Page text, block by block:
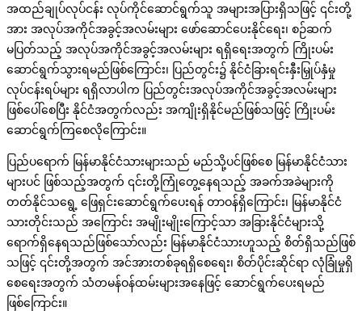
အထည်ချုပ်လုပ်ငန်း လုပ်ကိုင်ဆောင်ရွက်သူ အများအပြားရှိသဖြင့် ၎င်းတို့
အား အလုပ်အကိုင်အခွင့်အလမ်းများ ဖော်ဆောင်ပေးနိုင်ရေး၊ စဉ်ဆက်
မပြတ်သည့် အလုပ်အကိုင်အခွင့်အလမ်းများ ရရှိရေးအတွက် ကြိုးပမ်း
ဆောင်ရွက်သွားရမည်ဖြစ်ကြောင်း၊ ပြည်တွင်း၌ နိုင်ငံခြားရင်းနှီးမြှုပ်နှံမှု
လုပ်ငန်းရပ်များ ရရှိလာပါက ပြည်တွင်းအလုပ်အကိုင်အခွင့်အလမ်းများ
ဖြစ်ပေါ်စေပြီး နိုင်ငံအတွက်လည်း အကျိုးရှိနိုင်မည်ဖြစ်သဖြင့် ကြိုးပမ်း
ဆောင်ရွက်ကြစေလိုကြောင်း။
ပြည်ပရောက် မြန်မာနိုင်ငံသားများသည် မည်သို့ပင်ဖြစ်စေ မြန်မာနိုင်ငံသား
များပင် ဖြစ်သည့်အတွက် ၎င်းတို့ကြုံတွေ့နေရသည့် အခက်အခဲများကို
တတ်နိုင်သရွေ့ ဖြေရှင်းဆောင်ရွက်ပေးရန် တာဝန်ရှိကြောင်း၊ မြန်မာနိုင်ငံ
သားတိုင်းသည် အကြောင်း အမျိုးမျိုးကြောင့်သာ အခြားနိုင်ငံများသို့
ရောက်ရှိနေရသည်ဖြစ်သော်လည်း မြန်မာနိုင်ငံသားဟူသည့် စိတ်ရှိသည်ဖြစ်
သဖြင့် ၎င်းတို့အတွက် အင်အားတစ်ခုရရှိစေရေး၊ စိတ်ပိုင်းဆိုင်ရာ လုံခြုံမှုရှိ
စေရေးအတွက် သံတမန်ဝန်ထမ်းများအနေဖြင့် ဆောင်ရွက်ပေးရမည်
ဖြစ်ကြောင်း။